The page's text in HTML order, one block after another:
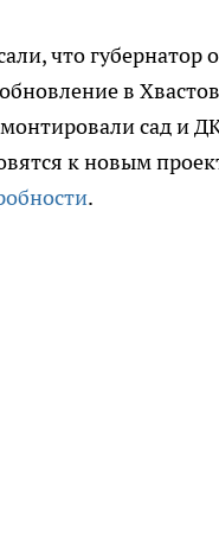
что губернатор
в
сад и
к новым
.